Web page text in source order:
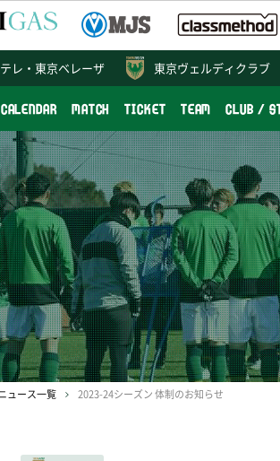
東京ヴェルディクラブ
CALENDAR MATCH TICKET TEAM CLUB /
レ・ 東京ベレーザ
ュース一覧 2023-24シーズン 体制のお知らせ